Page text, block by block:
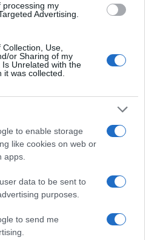
processing my
Advertising.
Use,
or Sharing of my
Unrelated with the
was collected.
to enable storage
like cookies on web or
apps.
data to be sent to
purposes.
to send me